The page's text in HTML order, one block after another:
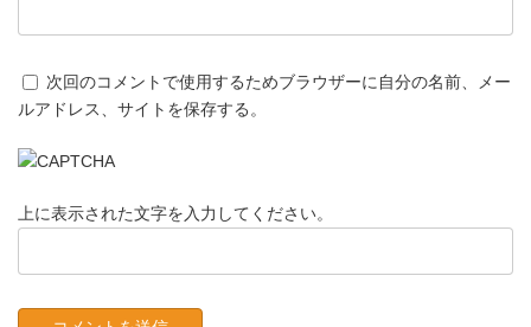
次回のコメントで使用するためブラウザーに自分の名前、メー
ルアドレス、サイトを保存する。
上に表示された文字を入力してください。